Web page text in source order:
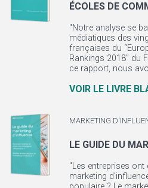
ÉCOLES DE
"Notre analyse se
médiatiques des
françaises du
Rankings 2018” du
ce rapport, nous
VOIR LE LIVRE
MARKETING
LE GUIDE DU
"Les entreprises
marketing